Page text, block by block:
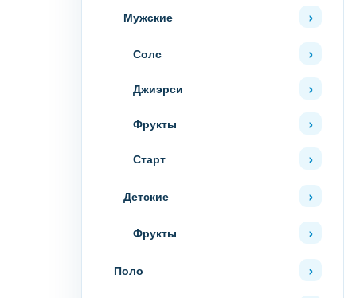
Мужские
Солс
Джиэрси
Фрукты
Старт
Детские
Фрукты
Поло